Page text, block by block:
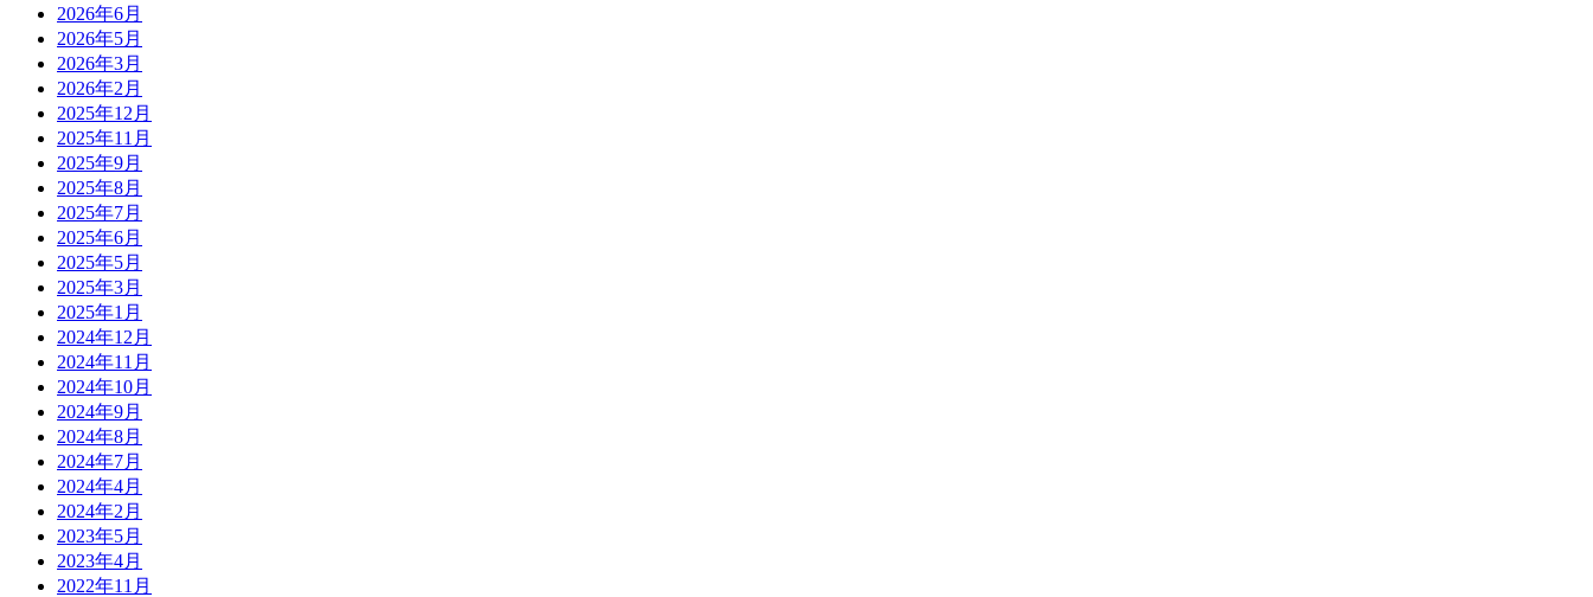
2026年6月
2026年5月
2026年3月
2026年2月
2025年12月
2025年11月
2025年9月
2025年8月
2025年7月
2025年6月
2025年5月
2025年3月
2025年1月
2024年12月
2024年11月
2024年10月
2024年9月
2024年8月
2024年7月
2024年4月
2024年2月
2023年5月
2023年4月
2022年11月